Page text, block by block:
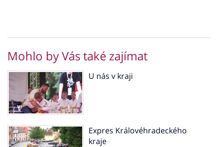
Mohlo by Vás také zajímat
U nás v kraji
Expres Královéhradeckého
kraje